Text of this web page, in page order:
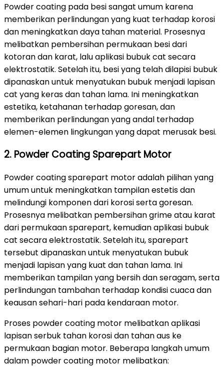
Powder coating pada besi sangat umum karena
memberikan perlindungan yang kuat terhadap korosi
dan meningkatkan daya tahan material. Prosesnya
melibatkan pembersihan permukaan besi dari
kotoran dan karat, lalu aplikasi bubuk cat secara
elektrostatik. Setelah itu, besi yang telah dilapisi bubuk
dipanaskan untuk menyatukan bubuk menjadi lapisan
cat yang keras dan tahan lama. Ini meningkatkan
estetika, ketahanan terhadap goresan, dan
memberikan perlindungan yang andal terhadap
elemen-elemen lingkungan yang dapat merusak besi.
2. Powder Coating Sparepart Motor
Powder coating sparepart motor adalah pilihan yang
umum untuk meningkatkan tampilan estetis dan
melindungi komponen dari korosi serta goresan.
Prosesnya melibatkan pembersihan grime atau karat
dari permukaan sparepart, kemudian aplikasi bubuk
cat secara elektrostatik. Setelah itu, sparepart
tersebut dipanaskan untuk menyatukan bubuk
menjadi lapisan yang kuat dan tahan lama. Ini
memberikan tampilan yang bersih dan seragam, serta
perlindungan tambahan terhadap kondisi cuaca dan
keausan sehari-hari pada kendaraan motor.
Proses powder coating motor melibatkan aplikasi
lapisan serbuk tahan korosi dan tahan aus ke
permukaan bagian motor. Beberapa langkah umum
dalam powder coating motor melibatkan: